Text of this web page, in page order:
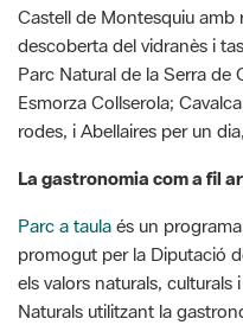
Castell de Montesquiu amb
descoberta del vidranès i
Parc Natural de la Serra de
Esmorza Collserola;
rodes, i Abellaires per un
La gastronomia com a fil
Parc a taula és un
promogut per la Diputació
els valors naturals,
Naturals utilitzant la